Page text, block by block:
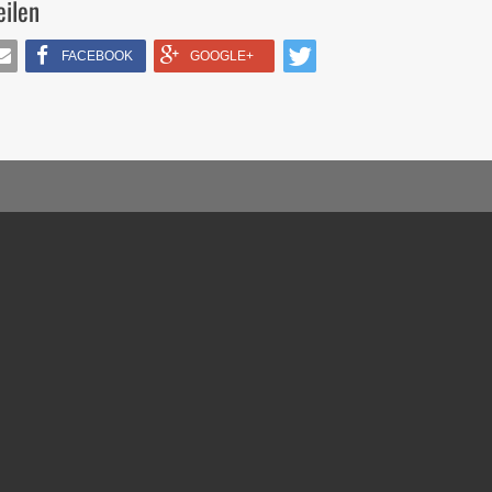
FACEBOOK GOOGLE+